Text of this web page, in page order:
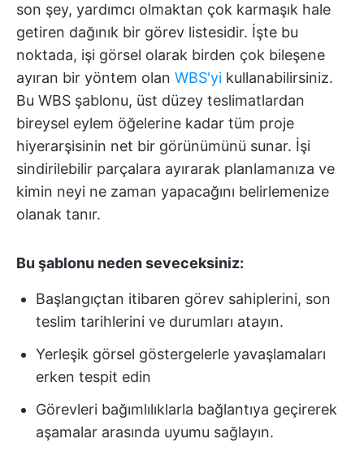
son şey, yardımcı olmaktan çok karmaşık hale
getiren dağınık bir görev listesidir. İşte bu
noktada, işi görsel olarak birden çok bileşene
ayıran bir yöntem olan WBS'yi kullanabilirsiniz.
Bu WBS şablonu, üst düzey teslimatlardan
bireysel eylem öğelerine kadar tüm proje
hiyerarşisinin net bir görünümünü sunar. İşi
sindirilebilir parçalara ayırarak planlamanıza ve
kimin neyi ne zaman yapacağını belirlemenize
olanak tanır.
Bu şablonu neden seveceksiniz:
Başlangıçtan itibaren görev sahiplerini, son
teslim tarihlerini ve durumları atayın.
Yerleşik görsel göstergelerle yavaşlamaları
erken tespit edin
Görevleri bağımlılıklarla bağlantıya geçirerek
aşamalar arasında uyumu sağlayın.